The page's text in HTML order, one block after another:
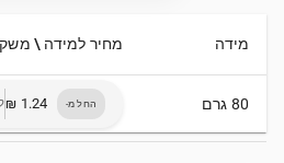
מידה מחיר למידה \
80 גרם החל מ-